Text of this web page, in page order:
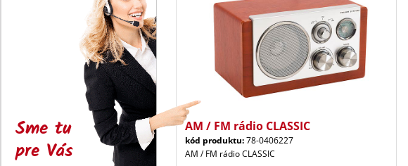
Sme tu
pre Vás
AM / FM rádio CLASSIC
kód produktu:78-0406227
AM / FM rádio CLASSIC